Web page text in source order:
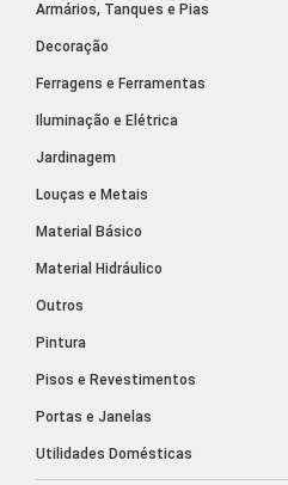
Armários, Tanques e Pias
Decoração
Ferragens e Ferramentas
Iluminação e Elétrica
Jardinagem
Louças e Metais
Material Básico
Material Hidráulico
Outros
Pintura
Pisos e Revestimentos
Portas e Janelas
Utilidades Domésticas